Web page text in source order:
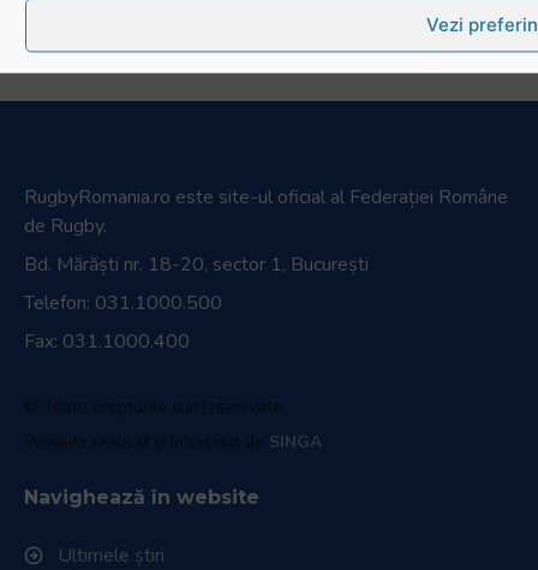
Vezi
RugbyRomania.ro este site-ul oficial al Federației Române
de Rugby.
Bd. Mărăști nr. 18-20, sector 1, București
Telefon: 031.1000.500
Fax: 031.1000.400
© Toate drepturile sunt rezervate.
Website realizat și întreținut de SINGA
Navighează în website
Ultimele știri